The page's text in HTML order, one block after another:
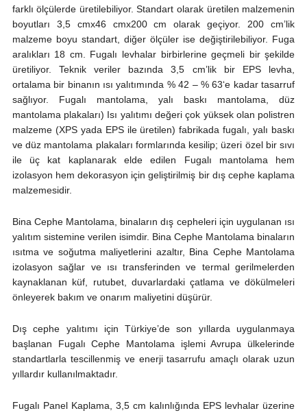
farklı ölçülerde üretilebiliyor. Standart olarak üretilen malzemenin
boyutları 3,5 cmx46 cmx200 cm olarak geçiyor. 200 cm’lik
malzeme boyu standart, diğer ölçüler ise değiştirilebiliyor. Fuga
aralıkları 18 cm. Fugalı levhalar birbirlerine geçmeli bir şekilde
üretiliyor. Teknik veriler bazında 3,5 cm’lik bir EPS levha,
ortalama bir binanın ısı yalıtımında % 42 – % 63‘e kadar tasarruf
sağlıyor. Fugalı mantolama, yalı baskı mantolama, düz
mantolama plakaları) Isı yalıtımı değeri çok yüksek olan polistren
malzeme (XPS yada EPS ile üretilen) fabrikada fugalı, yalı baskı
ve düz mantolama plakaları formlarında kesilip; üzeri özel bir sıvı
ile üç kat kaplanarak elde edilen Fugalı mantolama hem
izolasyon hem dekorasyon için geliştirilmiş bir dış cephe kaplama
malzemesidir.
Bina Cephe Mantolama, binaların dış cepheleri için uygulanan ısı
yalıtım sistemine verilen isimdir. Bina Cephe Mantolama binaların
ısıtma ve soğutma maliyetlerini azaltır, Bina Cephe Mantolama
izolasyon sağlar ve ısı transferinden ve termal gerilmelerden
kaynaklanan küf, rutubet, duvarlardaki çatlama ve dökülmeleri
önleyerek bakım ve onarım maliyetini düşürür.
Dış cephe yalıtımı için Türkiye’de son yıllarda uygulanmaya
başlanan Fugalı Cephe Mantolama işlemi Avrupa ülkelerinde
standartlarla tescillenmiş ve enerji tasarrufu amaçlı olarak uzun
yıllardır kullanılmaktadır.
Fugalı Panel Kaplama, 3,5 cm kalınlığında EPS levhalar üzerine